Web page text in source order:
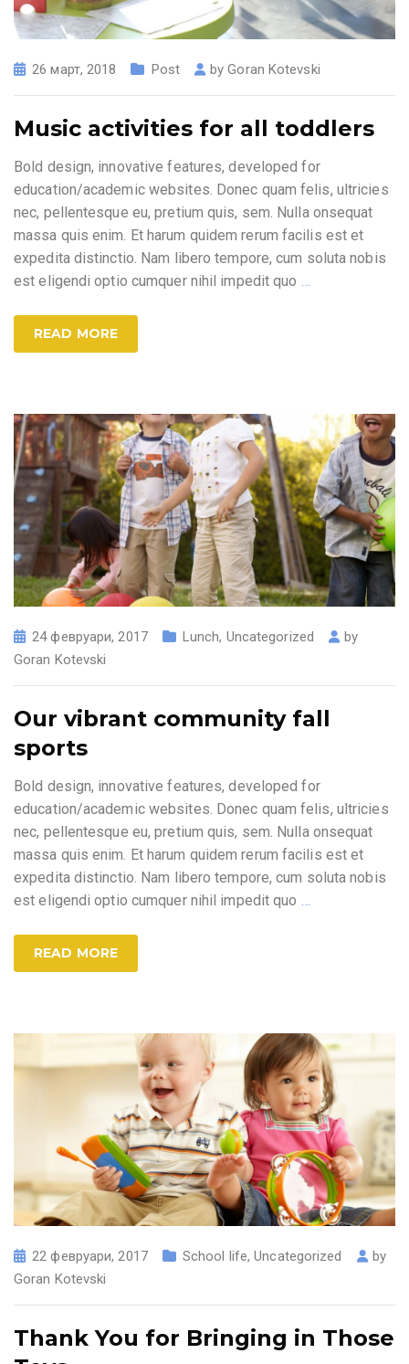
26 март, 2018 Post byGoran Kotevski
Music activities for all toddlers
Bold design, innovative features, developed for
education/academic websites. Donec quam felis, ultricies
nec, pellentesque eu, pretium quis, sem. Nulla onsequat
massa quis enim. Et harum quidem rerum facilis est et
expedita distinctio. Nam libero tempore, cum soluta nobis
est eligendi optio cumquer nihil impedit quo …
READ MORE
24 февруари, 2017 Lunch, Uncategorized
by
Goran Kotevski
Our vibrant community fall
sports
Bold design, innovative features, developed for
education/academic websites. Donec quam felis, ultricies
nec, pellentesque eu, pretium quis, sem. Nulla onsequat
massa quis enim. Et harum quidem rerum facilis est et
expedita distinctio. Nam libero tempore, cum soluta nobis
est eligendi optio cumquer nihil impedit quo …
READ MORE
22 февруари, 2017 School life,Uncategorized
by
Goran Kotevski
Thank You for Bringing in Those